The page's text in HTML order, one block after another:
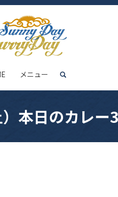
メニュー search
本日のカレー